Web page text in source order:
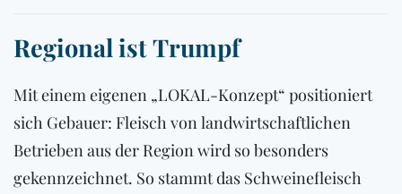
Regional ist Trumpf
Mit einem eigenen „LOKAL-Konzept“ positioniert
sich Gebauer: Fleisch von landwirtschaftlichen
Betrieben aus der Region wird so besonders
gekennzeichnet. So stammt das Schweinefleisch